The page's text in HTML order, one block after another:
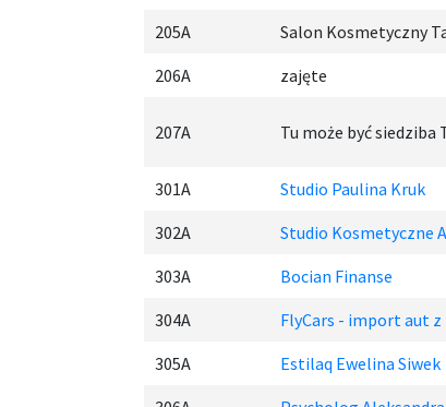
205A
Salon Kosmetyczny
206A
zajęte
207A Tu może być
301A Studio Paulina Kruk
302A
Studio Kosmetyczne
303A
Bocian Finanse
304A
FlyCars - import aut z
305A
Estilaq Ewelina Siwek